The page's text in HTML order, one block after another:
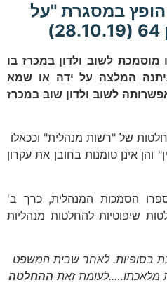
הופץ במסגרת "על
לשוב ולדון במכרז בו
המלצה על ידה או שמא
לשוב ולדון שוב במכרז
של "רשות מנהלית" וככאלו
והן אינן טומנות בחובן את עקרון
הסמכות המנהלית, כרך ב'
החלטות שיפוטיות להחלטות מנהליות
בסופיות. לאחר שבית המשפט
מלאכתו…..לעומת זאת ההחלטה